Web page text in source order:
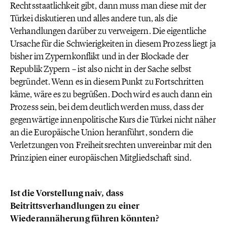
Rechtsstaatlichkeit gibt, dann muss man diese mit der
Türkei diskutieren und alles andere tun, als die
Verhandlungen darüber zu verweigern. Die eigentliche
Ursache für die Schwierigkeiten in diesem Prozess liegt ja
bisher im Zypernkonflikt und in der Blockade der
Republik Zypern – ist also nicht in der Sache selbst
begründet. Wenn es in diesem Punkt zu Fortschritten
käme, wäre es zu begrüßen. Doch wird es auch dann ein
Prozess sein, bei dem deutlich werden muss, dass der
gegenwärtige innenpolitische Kurs die Türkei nicht näher
an die Europäische Union heranführt, sondern die
Verletzungen von Freiheitsrechten unvereinbar mit den
Prinzipien einer europäischen Mitgliedschaft sind.
Ist die Vorstellung naiv, dass
Beitrittsverhandlungen zu einer
Wiederannäherung führen könnten?